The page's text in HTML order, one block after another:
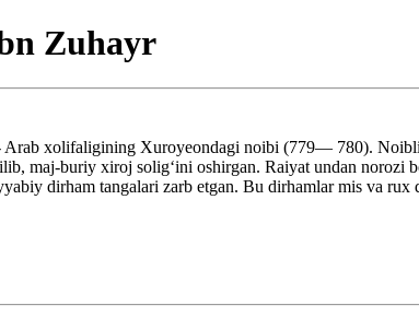
Zuhayr
Arab xolifaligining Xuroyeondagi noibi (779— 780).
maj-buriy xiroj soligʻini oshirgan. Raiyat undan norozi
dirham tangalari zarb etgan. Bu dirhamlar mis va rux